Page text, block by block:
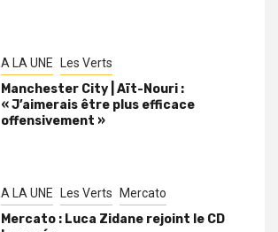
A LA UNE Les Verts
Manchester City | Aït-Nouri :
« J’aimerais être plus efficace
offensivement »
A LA UNE Les Verts Mercato
Mercato : Luca Zidane rejoint le CD